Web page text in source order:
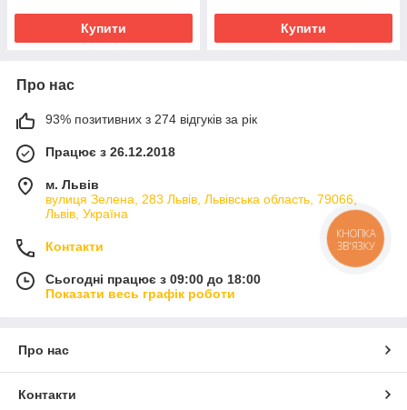
Купити Купити
Про нас
93% позитивних з 274 відгуків за рік
Працює з 26.12.2018
м. Львів
вулиця Зелена, 283 Львів, Львівська область, 79066,
Львів, Україна
Контакти
Сьогодні працює з 09:00 до 18:00
Показати весь графік роботи
Про нас
Контакти
КНОПКА
ЗВ'ЯЗКУ